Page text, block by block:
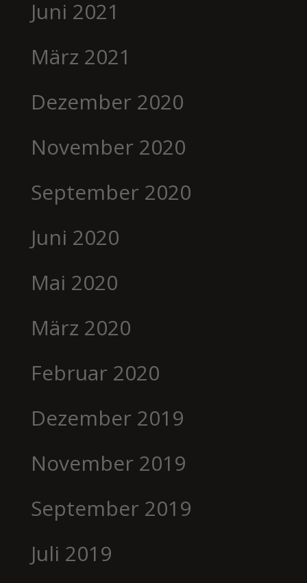
Juni 2021
März 2021
Dezember 2020
November 2020
September 2020
Juni 2020
Mai 2020
März 2020
Februar 2020
Dezember 2019
November 2019
September 2019
Juli 2019